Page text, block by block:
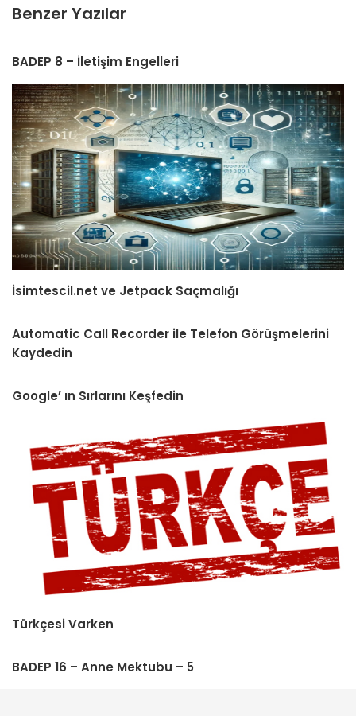
Benzer Yazılar
BADEP 8 – İletişim Engelleri
İsimtescil.net ve Jetpack Saçmalığı
Automatic Call Recorder ile Telefon Görüşmelerini
Kaydedin
Google’ ın Sırlarını Keşfedin
Türkçesi Varken
BADEP 16 – Anne Mektubu – 5